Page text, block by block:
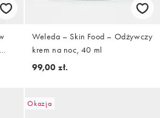
Weleda – Skin Food – Odżywczy
krem na noc, 40 ml
99,00 zł.
Okazja